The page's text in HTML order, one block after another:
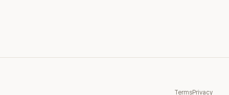
TermsPrivacy